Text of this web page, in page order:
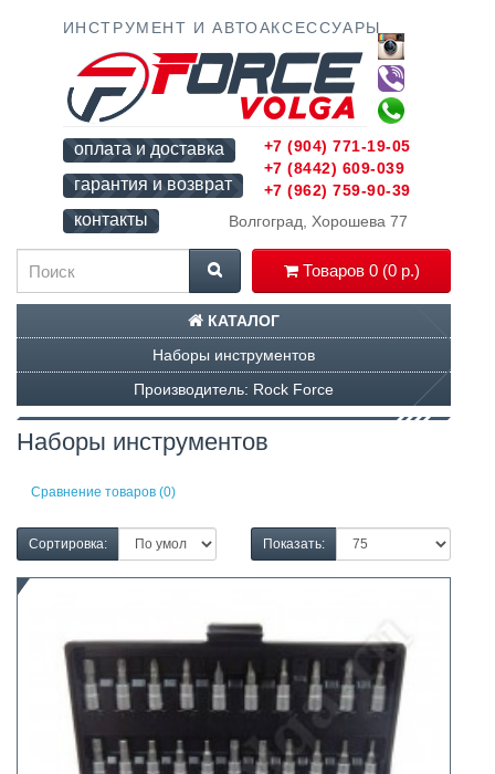
ИНСТРУМЕНТ И АВТОАКСЕССУАРЫ
оплата и доставка
гарантия и возврат
контакты
Волгоград, Хорошева 77
Товаров 0 (0 р.)
+7 (904) 771-19-05
+7 (8442) 609-039
+7 (962) 759-90-39
КАТАЛОГ
Наборы инструментов
Производитель: Rock Force
Наборы инструментов
Сравнение товаров (0)
Сортировка: Показать: